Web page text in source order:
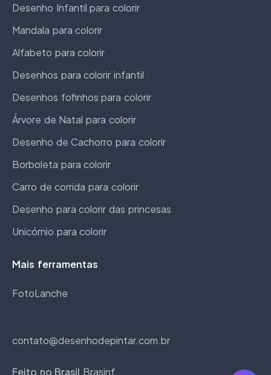
Desenho Infantil para colorir
Mandala para colorir
Alfabeto para colorir
Desenhos para colorir infantil
Desenhos fofinhos para colorir
Árvore de Natal para colorir
Desenho de Cachorro para colorir
Borboleta para colorir
Carro de corrida para colorir
Desenho para colorir das princesas
Unicórnio para colorir
Mais ferramentas
FotoLanche
contato@desenhodepintar.com.br
Feito no Brasil Brasinf